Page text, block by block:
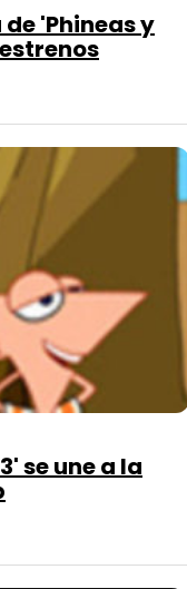
'Phineas y
se une a la